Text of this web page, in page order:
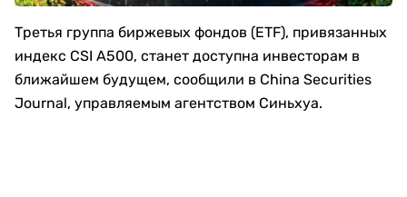
Третья группа биржевых фондов (ETF), привязанных
индекс CSI A500, станет доступна инвесторам в
ближайшем будущем, сообщили в China Securities
Journal, управляемым агентством Синьхуа.